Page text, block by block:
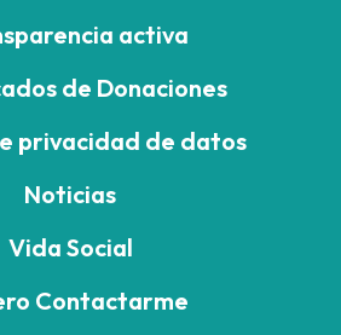
activa
de Donaciones
privacidad de datos
Noticias
Vida Social
Contactarme